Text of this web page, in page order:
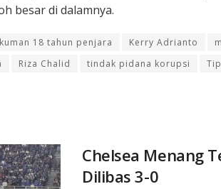
besar di dalamnya.
18 tahun penjara Kerry Adrianto
Riza Chalid tindak pidana korupsi
Chelsea Menang
Dilibas 3-0